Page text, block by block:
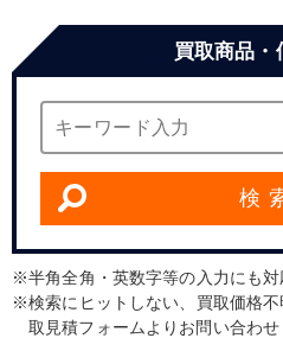
買取商品・
検
半角全角・英数字等の入力にも対
検索にヒットしない、買取価格
取見積フォームよりお問い合わせ